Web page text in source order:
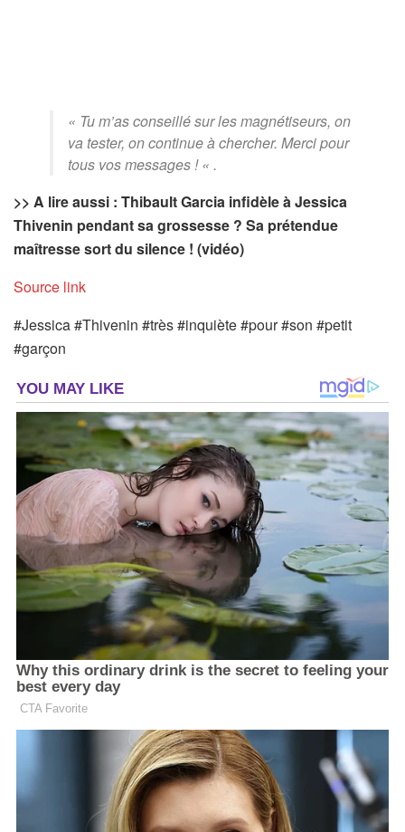
« Tu m’as conseillé sur les magnétiseurs, on
va tester, on continue à chercher. Merci pour
tous vos messages ! « .
>> A lire aussi : Thibault Garcia infidèle à Jessica
Thivenin pendant sa grossesse ? Sa prétendue
maîtresse sort du silence ! (vidéo)
Source link
#Jessica #Thivenin #très #inquiète #pour #son #petit
#garçon